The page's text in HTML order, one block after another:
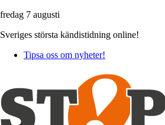
fredag 7 augusti
Sveriges största kändistidning online!
Tipsa oss om nyheter!